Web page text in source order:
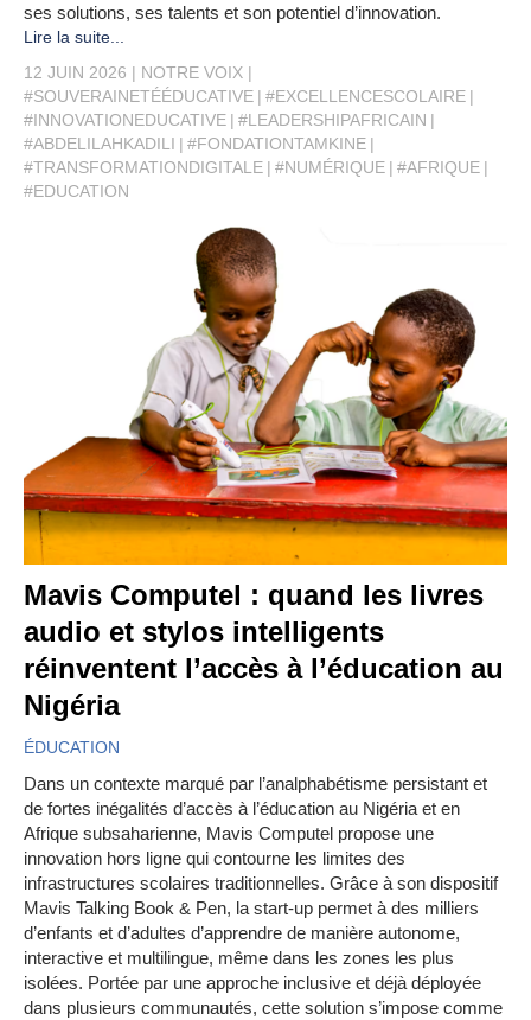
ses solutions, ses talents et son potentiel d’innovation.
Lire la suite...
12 JUIN 2026
NOTRE VOIX
#SOUVERAINETÉÉDUCATIVE
#EXCELLENCESCOLAIRE
#INNOVATIONEDUCATIVE
#LEADERSHIPAFRICAIN
#ABDELILAHKADILI
#FONDATIONTAMKINE
#TRANSFORMATIONDIGITALE
#NUMÉRIQUE
#AFRIQUE
#EDUCATION
Mavis Computel : quand les livres
audio et stylos intelligents
réinventent l’accès à l’éducation au
Nigéria
ÉDUCATION
Dans un contexte marqué par l’analphabétisme persistant et
de fortes inégalités d’accès à l’éducation au Nigéria et en
Afrique subsaharienne, Mavis Computel propose une
innovation hors ligne qui contourne les limites des
infrastructures scolaires traditionnelles. Grâce à son dispositif
Mavis Talking Book & Pen, la start-up permet à des milliers
d’enfants et d’adultes d’apprendre de manière autonome,
interactive et multilingue, même dans les zones les plus
isolées. Portée par une approche inclusive et déjà déployée
dans plusieurs communautés, cette solution s’impose comme